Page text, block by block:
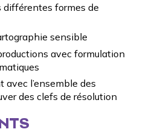
différentes formes de
sensible
avec formulation
l’ensemble des
des clefs de résolution